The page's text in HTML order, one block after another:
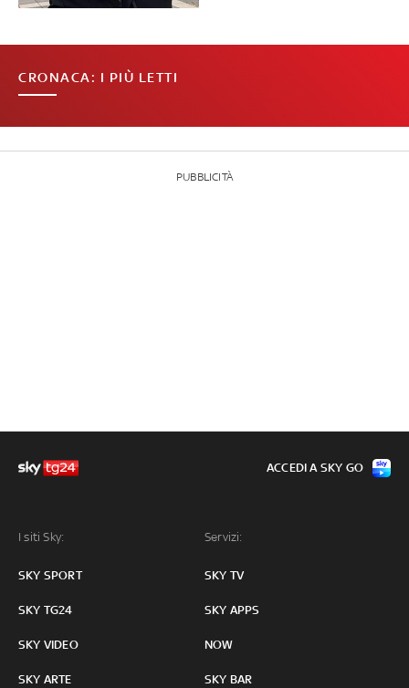
CRONACA: I PIÙ LETTI
PUBBLICITÀ
I siti Sky:
SKY SPORT
SKY TG24
SKY VIDEO
SKY ARTE
Servizi:
SKY TV
SKY APPS
NOW
SKY BAR
ACCEDI A SKY GO